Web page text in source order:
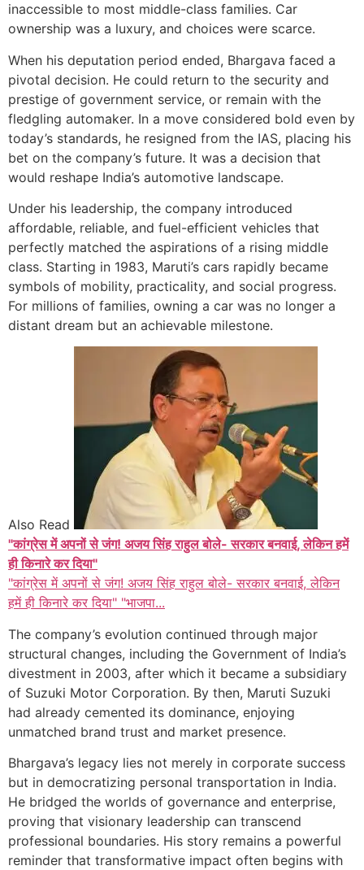
inaccessible to most middle-class families. Car
ownership was a luxury, and choices were scarce.
When his deputation period ended, Bhargava faced a
pivotal decision. He could return to the security and
prestige of government service, or remain with the
fledgling automaker. In a move considered bold even by
today’s standards, he resigned from the IAS, placing his
bet on the company’s future. It was a decision that
would reshape India’s automotive landscape.
Under his leadership, the company introduced
affordable, reliable, and fuel-efficient vehicles that
perfectly matched the aspirations of a rising middle
class. Starting in 1983, Maruti’s cars rapidly became
symbols of mobility, practicality, and social progress.
For millions of families, owning a car was no longer a
distant dream but an achievable milestone.
Also Read
"कांग्रेस में अपनों से जंग! अजय सिंह राहुल बोले- सरकार बनवाई, लेकिन हमें
ही किनारे कर दिया"
"कांग्रेस में अपनों से जंग! अजय सिंह राहुल बोले- सरकार बनवाई, लेकिन
हमें ही किनारे कर दिया" "भाजपा...
The company’s evolution continued through major
structural changes, including the Government of India’s
divestment in 2003, after which it became a subsidiary
of Suzuki Motor Corporation. By then, Maruti Suzuki
had already cemented its dominance, enjoying
unmatched brand trust and market presence.
Bhargava’s legacy lies not merely in corporate success
but in democratizing personal transportation in India.
He bridged the worlds of governance and enterprise,
proving that visionary leadership can transcend
professional boundaries. His story remains a powerful
reminder that transformative impact often begins with